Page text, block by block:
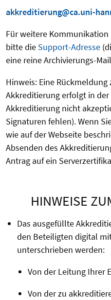
akkreditierung@ca.uni-
Für weitere
bitte die Support-Adresse
eine reine Archivierungs-
Hinweis: Eine
Akkreditierung erfolgt in der
Akkreditierung nicht
Signaturen fehlen). Wenn
wie auf der Webseite
Absenden des
Antrag auf ein
HINWEISE
Das ausgefüllte
den Beteiligten digital
unterschrieben werden:
Von der Leitung Ihrer
Von der zu